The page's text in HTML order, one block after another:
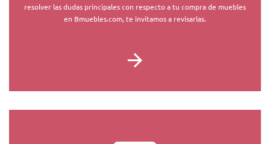
resolver las dudas principales con respecto a tu compra de muebles
en Bmuebles.com, te invitamos a revisarlas.